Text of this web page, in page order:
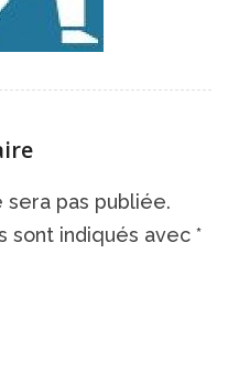
pas publiée.
sont indiqués avec *